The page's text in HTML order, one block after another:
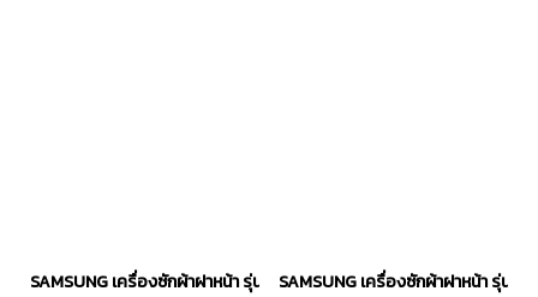
SAMSUNG เครื่องซักผ้าฝาหน้า รุ่น WW80T504DAW/ST 8 กก. อินเวอร์เ
SAMSUNG เครื่องซักผ้าฝาหน้า รุ่น